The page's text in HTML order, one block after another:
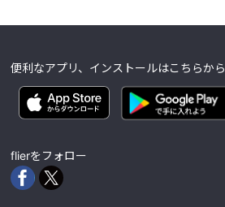
便利なアプリ、インストールはこちらから
flierをフォロー